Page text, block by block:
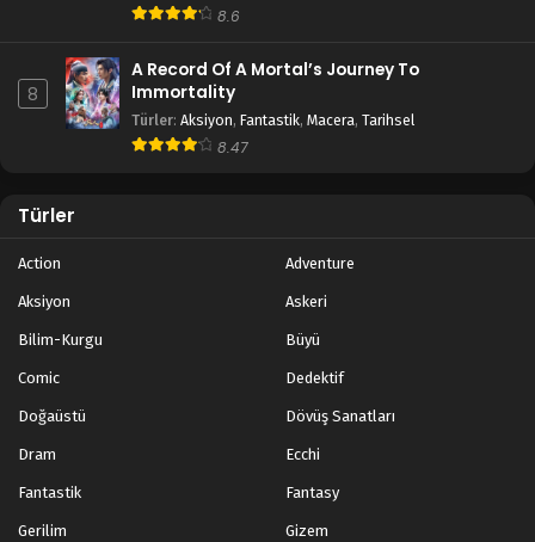
Blm 72 - Ağustos 4, 2024
Legend of Xianwu 71.Bölüm
Blm 70 - Temmuz 21, 2024
Blm 69 - Temmuz 14, 2024
Legend of Xianwu 68.Bölüm
Blm 68 - Temmuz 7, 2024
8.6
8
A Record Of A Mortal’s Journey To
Immortality
Türler: Aksiyon, Fantastik, Macera, Tarihsel
8.47
Türler
Action Adventure
Aksiyon Askeri
Bilim-Kurgu Büyü
Comic Dedektif
Doğaüstü Dövüş Sanatları
Dram Ecchi
Fantastik Fantasy
Gerilim Gizem